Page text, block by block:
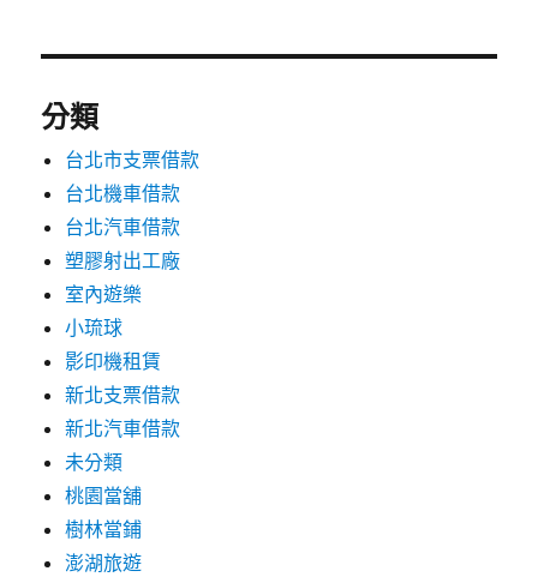
分類
台北市支票借款
台北機車借款
台北汽車借款
塑膠射出工廠
室內遊樂
小琉球
影印機租賃
新北支票借款
新北汽車借款
未分類
桃園當舖
樹林當鋪
澎湖旅遊